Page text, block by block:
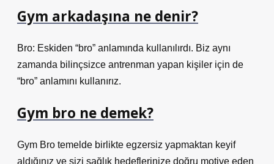
Gym arkadaşına ne denir?
Bro: Eskiden “bro” anlamında kullanılırdı. Biz aynı
zamanda bilinçsizce antrenman yapan kişiler için de
“bro” anlamını kullanırız.
Gym bro ne demek?
Gym Bro temelde birlikte egzersiz yapmaktan keyif
aldığınız ve sizi sağlık hedeflerinize doğru motive eden